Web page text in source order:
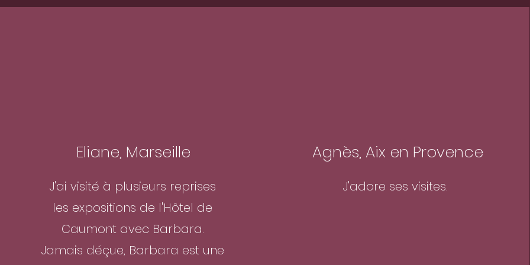
Eliane, Marseille
J'ai visité à plusieurs reprises
les expositions de l'Hôtel de
Caumont avec Barbara.
Jamais déçue, Barbara est une
Agnès, Aix en Provence
J'adore ses visites.